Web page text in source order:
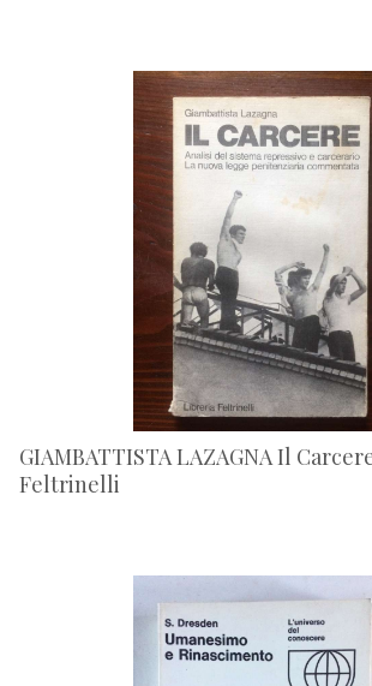
GIAMBATTISTA LAZAGNA Il
Feltrinelli